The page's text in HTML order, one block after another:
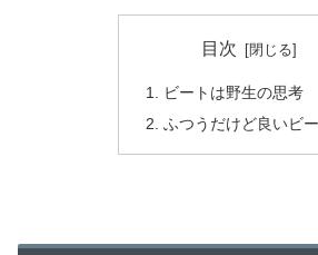
目次
ビートは野生の思考
ふつうだけど良いビ